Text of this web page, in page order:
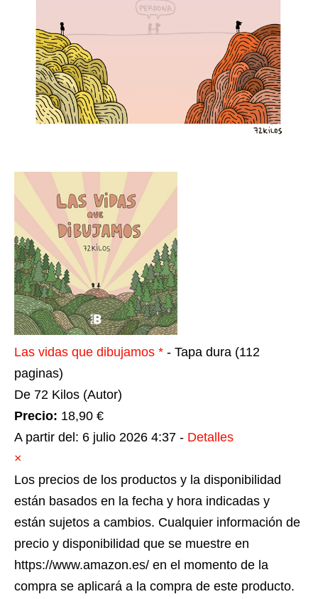
Las vidas que dibujamos * - Tapa dura (112
paginas)
De 72 Kilos (Autor)
Precio: 18,90 €
A partir del: 6 julio 2026 4:37 - Detalles
×
Los precios de los productos y la disponibilidad
están basados en la fecha y hora indicadas y
están sujetos a cambios. Cualquier información de
precio y disponibilidad que se muestre en
https://www.amazon.es/ en el momento de la
compra se aplicará a la compra de este producto.